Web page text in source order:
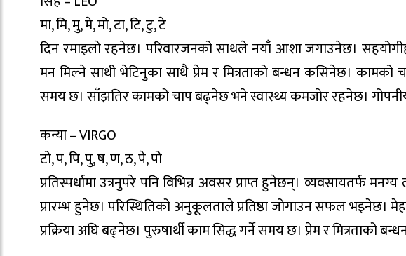
मा, मि, मु, मे, मो, टा, टि, टु, टे
दिन रमाइलाे रहनेछ। परिवारजनको साथले नयाँ आशा जगाउनेछ।
मन मिल्ने साथी भेटिनुका साथै प्रेम र मित्रताको बन्धन कसिनेछ। कामको
समय छ। साँझतिर कामको चाप बढ्नेछ भने स्वास्थ्य कमजाेर रहनेछ।
कन्या – VIRGO
टो, प, पि, पु, ष, ण, ठ, पे, पो
प्रतिस्पर्धामा उत्रनुपरे पनि विभिन्न अवसर प्राप्त हुनेछन्। व्यवसायतर्फ
प्रारम्भ हुनेछ। परिस्थितिको अनुकूलताले प्रतिष्ठा जोगाउन सफल भइनेछ।
प्रक्रिया अघि बढ्नेछ। पुरुषार्थी काम सिद्ध गर्ने समय छ। प्रेम र मित्रताको